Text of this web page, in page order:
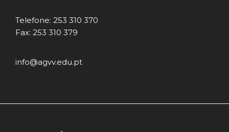
Telefone: 253 310 370
Fax: 253 310 379
info@agvv.edu.pt